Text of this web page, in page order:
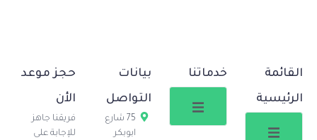
القائمة
الرئيسية
خدماتنا
بيانات
التواصل
75 شارع
ابوبكر
حجز موعد
الأن
فريقنا جاهز
للإجابة على